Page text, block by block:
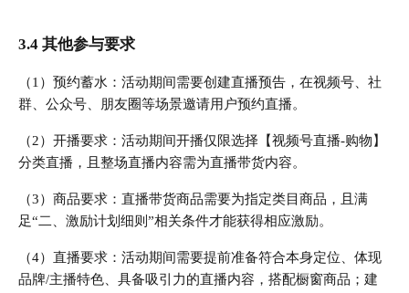
3.4 其他参与要求
（1）预约蓄水：活动期间需要创建直播预告，在视频号、社
群、公众号、朋友圈等场景邀请用户预约直播。
（2）开播要求：活动期间开播仅限选择【视频号直播-购物】
分类直播，且整场直播内容需为直播带货内容。
（3）商品要求：直播带货商品需要为指定类目商品，且满
足“二、激励计划细则”相关条件才能获得相应激励。
（4）直播要求：活动期间需要提前准备符合本身定位、体现
品牌/主播特色、具备吸引力的直播内容，搭配橱窗商品；建